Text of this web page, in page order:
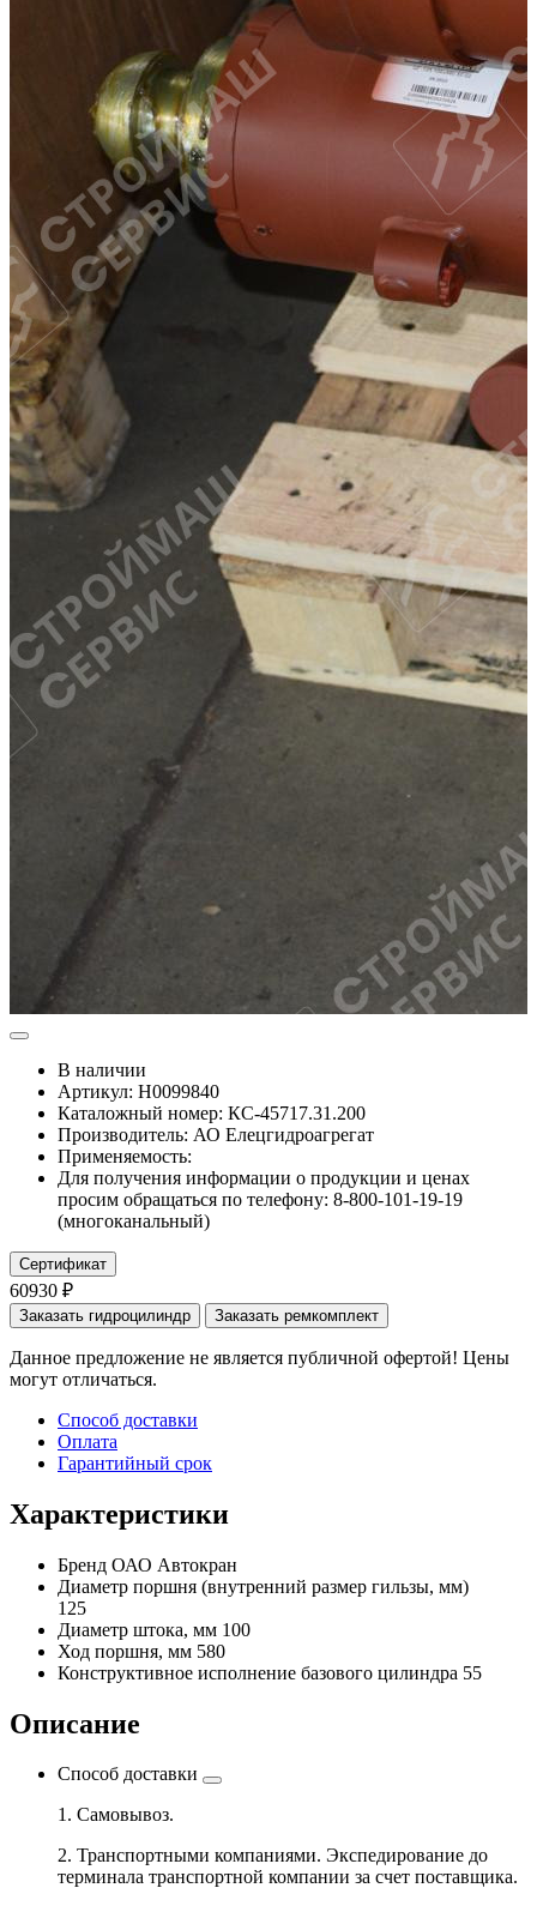
В наличии
Артикул: Н0099840
Каталожный номер: КС-45717.31.200
Производитель: АО Елецгидроагрегат
Применяемость:
Для получения информации о продукции и ценах
просим обращаться по телефону: 8-800-101-19-19
(многоканальный)
Сертификат
60930 ₽
Заказать гидроцилиндр Заказать ремкомплект
Данное предложение не является публичной офертой! Цены
могут отличаться.
Способ доставки
Оплата
Гарантийный срок
Характеристики
Бренд ОАО Автокран
Диаметр поршня (внутренний размер гильзы, мм)
125
Диаметр штока, мм 100
Ход поршня, мм 580
Конструктивное исполнение базового цилиндра 55
Описание
Способ доставки
1. Самовывоз.
2. Транспортными компаниями. Экспедирование до
терминала транспортной компании за счет поставщика.